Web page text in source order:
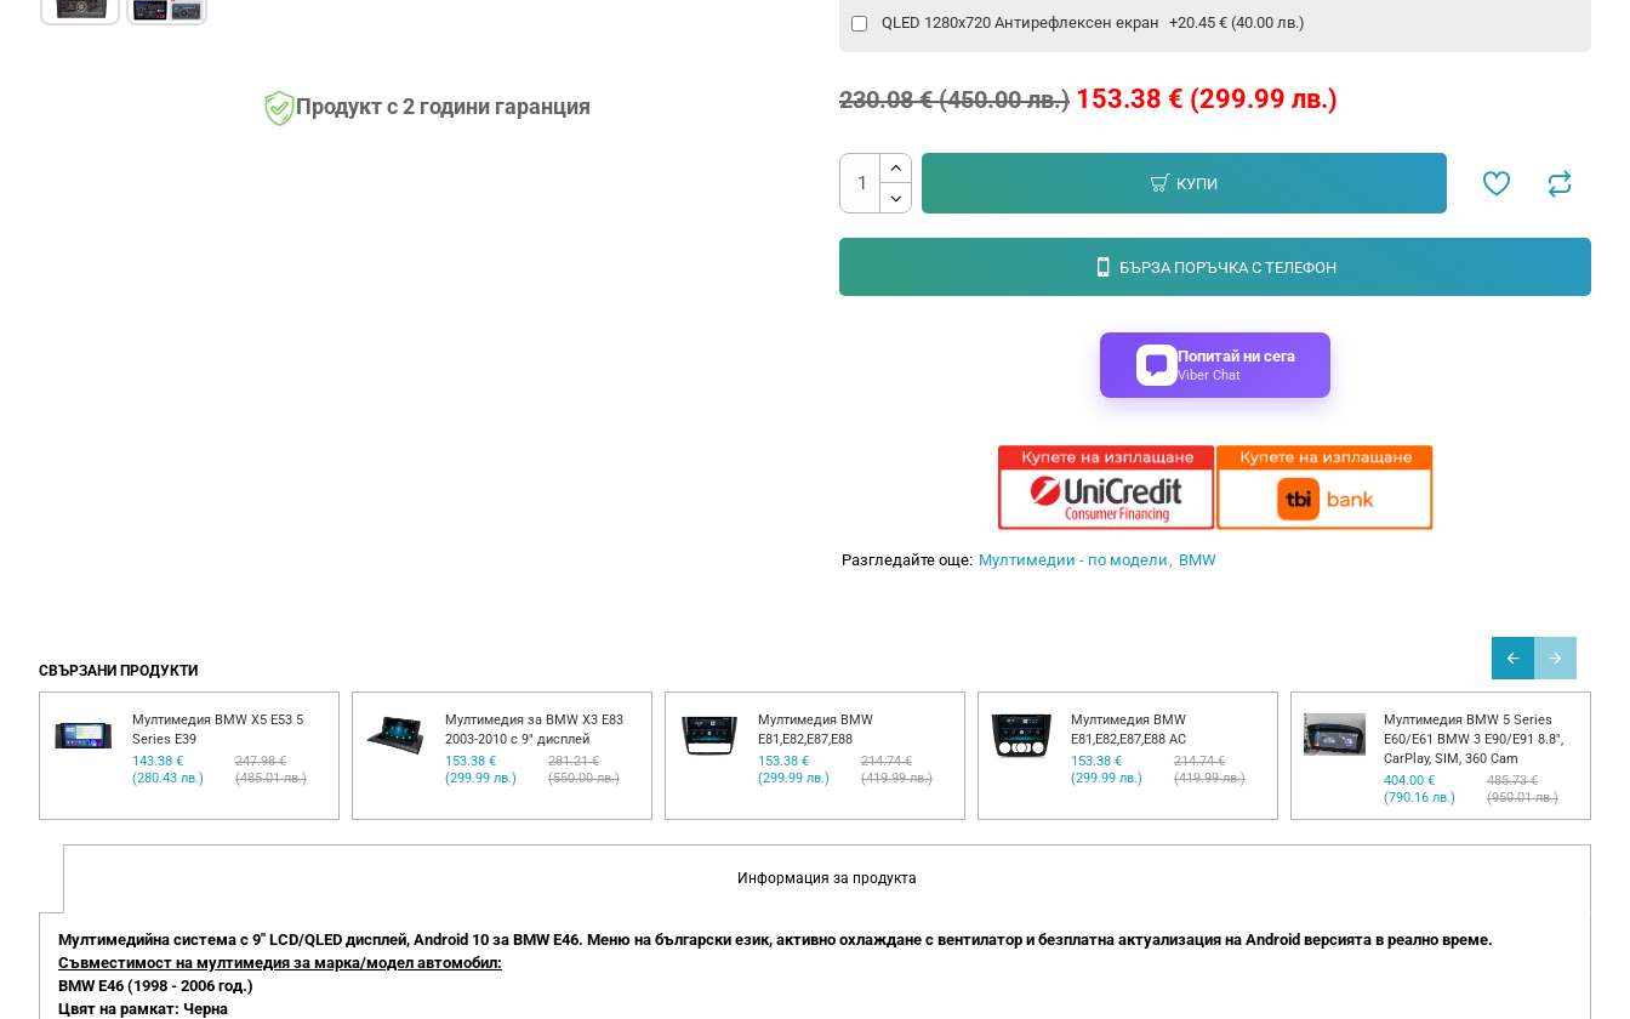
Продукт с 2 години гаранция 153.38 € (299.99 лв.)
230.08 € (450.00 лв.)
QLED 1280x720 Антирефлексен екран +20.45 € (40.00 лв.)
КУПИ
БЪРЗА ПОРЪЧКА С ТЕЛЕФОН
Попитай ни сега
Viber Chat
Разгледайте още: Мултимедии - по модели BMW
СВЪРЗАНИ ПРОДУКТИ
Мултимедия BMW X5 E53 5
Series E39
143.38 €
(280.43 лв.)
247.98 €
(485.01 лв.)
Мултимедия за BMW X3 E83
2003-2010 с 9" дисплей
153.38 €
(299.99 лв.)
281.21 €
(550.00 лв.)
Мултимедия BMW
E81,E82,E87,E88
153.38 €
(299.99 лв.)
214.74 €
(419.99 лв.)
Мултимедия BMW
E81,E82,E87,E88 AC
153.38 €
(299.99 лв.)
214.74 €
(419.99 лв.)
Мултимедия BMW 5 Series
E60/E61 BMW 3 E90/E91 8.8",
CarPlay, SIM, 360 Cam
404.00 €
(790.16 лв.)
485.73 €
(950.01 лв.)
Информация за продукта
Мултимедийна система с 9" LCD/QLED дисплей, Android 10 за BMW E46. Меню на български език, активно охлаждане с вентилатор и безплатна актуализация на Android версията в реално време.
Съвместимост на мултимедия за марка/модел автомобил:
BMW E46 (1998 - 2006 год.)
Цвят на рамкат: Черна